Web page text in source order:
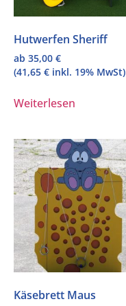
Hutwerfen Sheriff
ab 35,00 €
(41,65 € inkl. 19% MwSt)
Weiterlesen
Käsebrett Maus